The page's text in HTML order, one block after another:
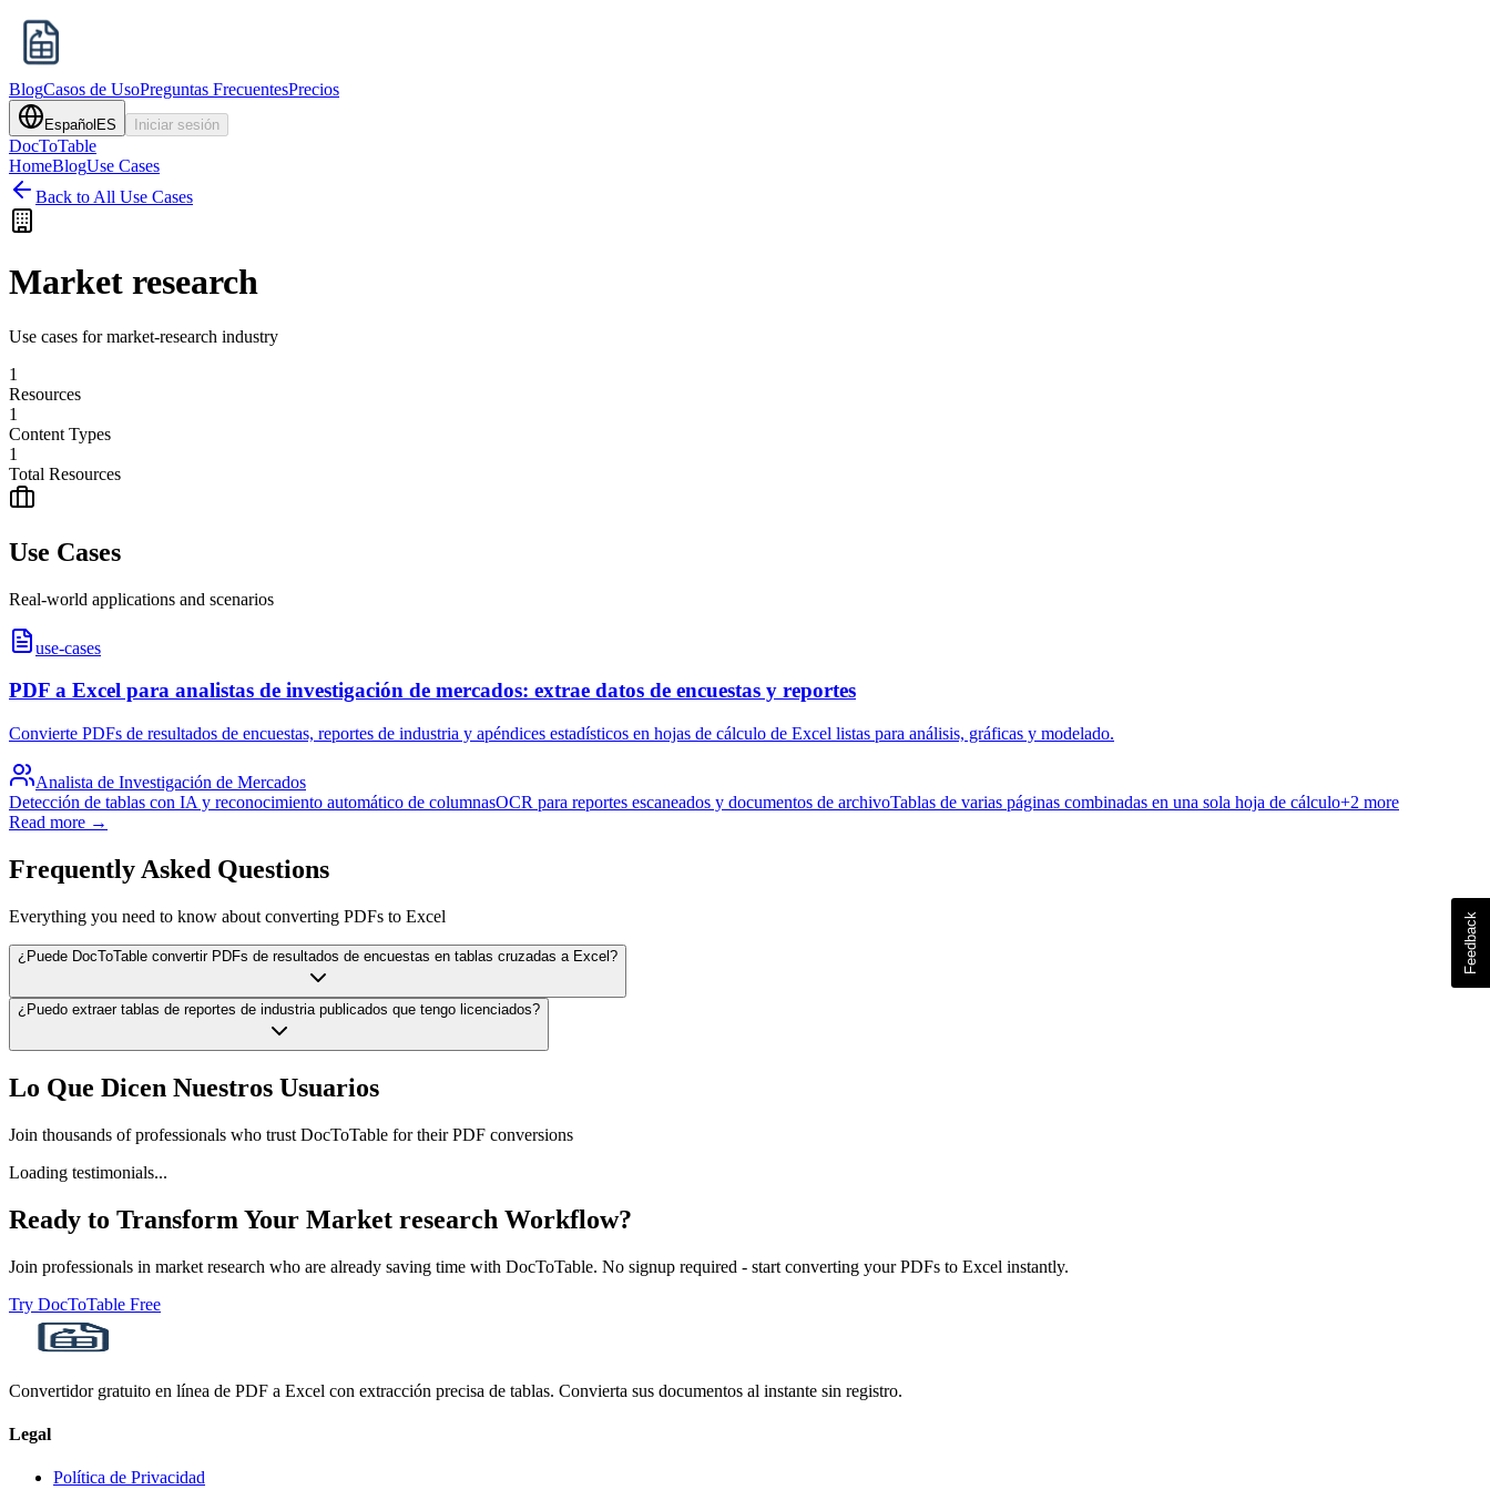
BlogCasos de UsoPreguntas FrecuentesPrecios
Español ES Iniciar sesión
DocToTable
HomeBlogUse Cases
Back to All Use Cases
Market research
Use cases for market-research industry
1
Resources
1
Content Types
1
Total Resources
Use Cases
Real-world applications and scenarios
use-cases
PDF a Excel para analistas de investigación de mercados: extrae datos de encuestas y reportes
Convierte PDFs de resultados de encuestas, reportes de industria y apéndices estadísticos en hojas de cálculo de Excel listas para análisis, gráficas y modelado.
Analista de Investigación de Mercados
Detección de tablas con IA y reconocimiento automático de columnasOCR para reportes escaneados y documentos de archivoTablas de varias páginas combinadas en una sola hoja de cálculo+2 more
Read more →
Frequently Asked Questions
Everything you need to know about converting PDFs to Excel
¿Puede DocToTable convertir PDFs de resultados de encuestas en tablas cruzadas a Excel?
¿Puedo extraer tablas de reportes de industria publicados que tengo licenciados?
Lo Que Dicen Nuestros Usuarios
Join thousands of professionals who trust DocToTable for their PDF conversions
Loading testimonials...
Ready to Transform Your Market research Workflow?
Join professionals in market research who are already saving time with DocToTable. No signup required - start converting your PDFs to Excel instantly.
Try DocToTable Free
Convertidor gratuito en línea de PDF a Excel con extracción precisa de tablas. Convierta sus documentos al instante sin registro.
Legal
Política de Privacidad